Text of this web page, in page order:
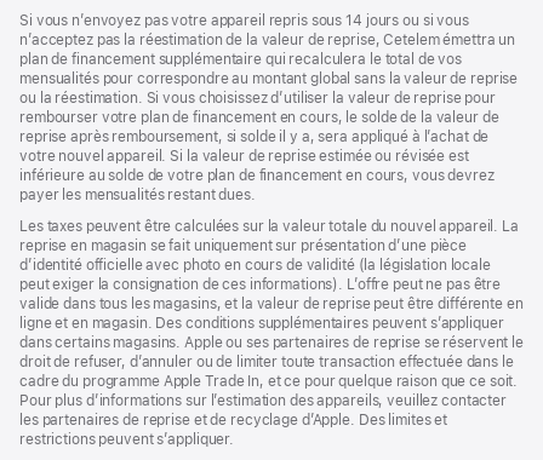
Si vous n’envoyez pas votre appareil repris sous 14 jours ou si vous
n’acceptez pas la réestimation de la valeur de reprise, Cetelem émettra un
plan de financement supplémentaire qui recalculera le total de vos
mensualités pour correspondre au montant global sans la valeur de reprise
ou la réestimation. Si vous choisissez d’utiliser la valeur de reprise pour
rembourser votre plan de financement en cours, le solde de la valeur de
reprise après remboursement, si solde il y a, sera appliqué à l’achat de
votre nouvel appareil. Si la valeur de reprise estimée ou révisée est
inférieure au solde de votre plan de financement en cours, vous devrez
payer les mensualités restant dues.
Les taxes peuvent être calculées sur la valeur totale du nouvel appareil. La
reprise en magasin se fait uniquement sur présentation d’une pièce
d’identité officielle avec photo en cours de validité (la législation locale
peut exiger la consignation de ces informations). L’offre peut ne pas être
valide dans tous les magasins, et la valeur de reprise peut être différente en
ligne et en magasin. Des conditions supplémentaires peuvent s’appliquer
dans certains magasins. Apple ou ses partenaires de reprise se réservent le
droit de refuser, d’annuler ou de limiter toute transaction effectuée dans le
cadre du programme Apple Trade In, et ce pour quelque raison que ce soit.
Pour plus d’informations sur l’estimation des appareils, veuillez contacter
les partenaires de reprise et de recyclage d’Apple. Des limites et
restrictions peuvent s’appliquer.